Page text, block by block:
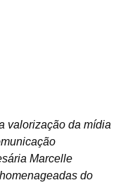
valorização da mídia
Marcelle
do